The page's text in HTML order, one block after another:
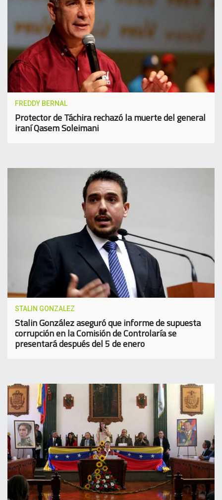
FREDDY BERNAL
Protector de Táchira rechazó la muerte del general
iraní Qasem Soleimani
STALIN GONZALEZ
Stalin González aseguró que informe de supuesta
corrupción en la Comisión de Controlaría se
presentará después del 5 de enero